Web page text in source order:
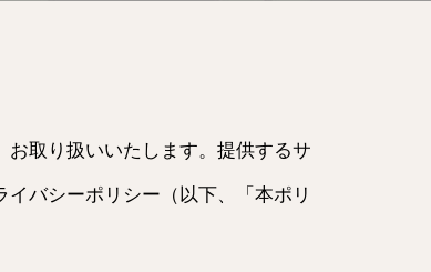
取り扱いいたします。提供するサ
バシーポリシー（以下、「本ポリ